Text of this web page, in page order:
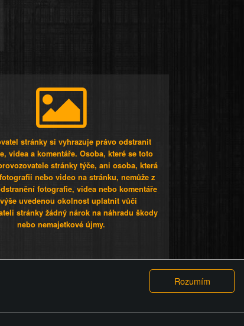
stránky si vyhrazuje právo odstranit
videa a komentáře. Osoba, které se toto
stránky týče, ani osoba, která
nebo video na stránku, nemůže z
fotografie, videa nebo komentáře
uvedenou okolnost uplatnit vůči
stránky žádný nárok na náhradu škody
nebo nemajetkové újmy.
GDPR COOKIES